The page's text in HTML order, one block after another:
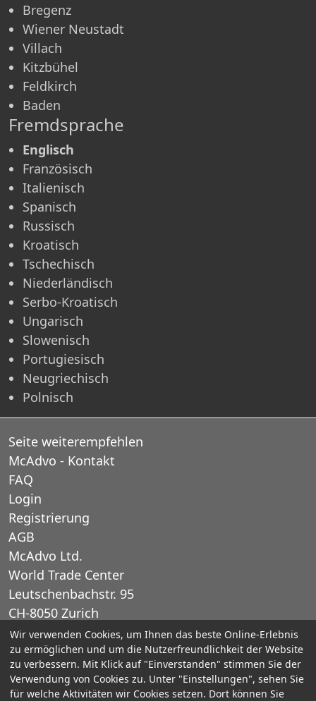
Bregenz
Wiener Neustadt
Villach
Kitzbühel
Feldkirch
Baden
Fremdsprache
Englisch
Französisch
Italienisch
Spanisch
Russisch
Kroatisch
Tschechisch
Niederländisch
Serbo-Kroatisch
Ungarisch
Slowenisch
Portugiesisch
Neugriechisch
Polnisch
Seite weiterempfehlen
McAdvo - Kontakt
FAQ
Login
Registrierung
AGB
McAdvo Ltd.
World Trade Center
Leutschenbachstr. 95
CH-8050 Zurich
Schweiz
E-Mail: office@mcadvo.com
Wir verwenden Cookies, um Ihnen das beste Online-Erlebnis
zu ermöglichen und um die Nutzerfreundlichkeit der Website
zu verbessern. Mit Klick auf "Einverstanden" stimmen Sie der
Verwendung von Cookies zu. Unter "Einstellungen", sehen Sie
für welche Aktivitäten wir Cookies setzen. Dort können Sie